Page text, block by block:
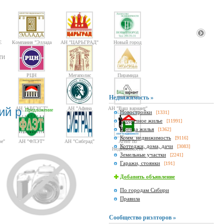
Компания "Эллада
2000"
АН "ЦАРЬГРАД" Новый город
РЦН Мегаполис Пирамида
АН "АВГУСТ"
АН "Афина
Паллада"
АН "Ваш вариант"
АН "ФЛЭТ" АН "Сибград"
Агент по
Недвижимости
рПредложение
Недвижимость »
Новостройки [1331]
Вторичное жилье [11991]
Аренда жилья [1362]
Комм. недвижимость [9116]
Коттеджи, дома, дачи [3083]
Земельные участки [2241]
Гаражи, стоянки [191]
Добавить объявление
По городам Сибири
Правила
Сообщество риэлторов »